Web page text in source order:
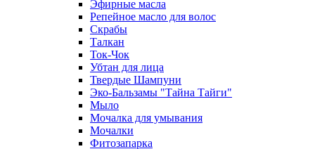
Эфирные масла
Репейное масло для волос
Скрабы
Талкан
Ток-Чок
Убтан для лица
Твердые Шампуни
Эко-Бальзамы "Тайна Тайги"
Мыло
Мочалка для умывания
Мочалки
Фитозапарка